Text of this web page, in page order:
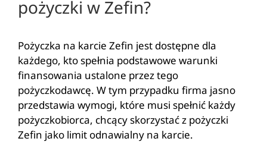
pożyczki w Zefin?
Pożyczka na karcie Zefin jest dostępne dla
każdego, kto spełnia podstawowe warunki
finansowania ustalone przez tego
pożyczkodawcę. W tym przypadku firma jasno
przedstawia wymogi, które musi spełnić każdy
pożyczkobiorca, chcący skorzystać z pożyczki
Zefin jako limit odnawialny na karcie.